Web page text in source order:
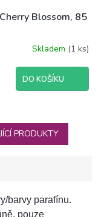
Blossom, 85
Skladem (1 ks)
DO KOŠÍKU
PRODUKTY
barvy parafínu.
pouze